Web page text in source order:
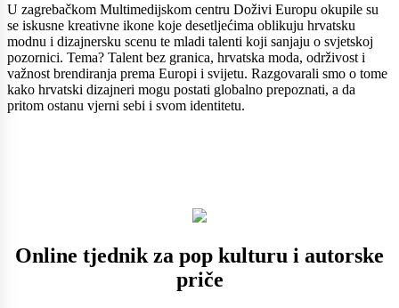
U zagrebačkom Multimedijskom centru Doživi Europu okupile su
se iskusne kreativne ikone koje desetljećima oblikuju hrvatsku
modnu i dizajnersku scenu te mladi talenti koji sanjaju o svjetskoj
pozornici. Tema? Talent bez granica, hrvatska moda, održivost i
važnost brendiranja prema Europi i svijetu. Razgovarali smo o tome
kako hrvatski dizajneri mogu postati globalno prepoznati, a da
pritom ostanu vjerni sebi i svom identitetu.
Online tjednik za pop kulturu i autorske
priče